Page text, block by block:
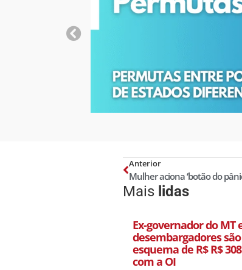
Anterior
Mais lidas
Ex-governador do MT
desembargadores
esquema de R$ R$
com a OI